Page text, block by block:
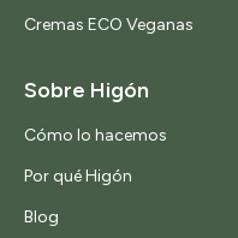
Cremas ECO Veganas
Sobre Higón
Cómo lo hacemos
Por qué Higón
Blog